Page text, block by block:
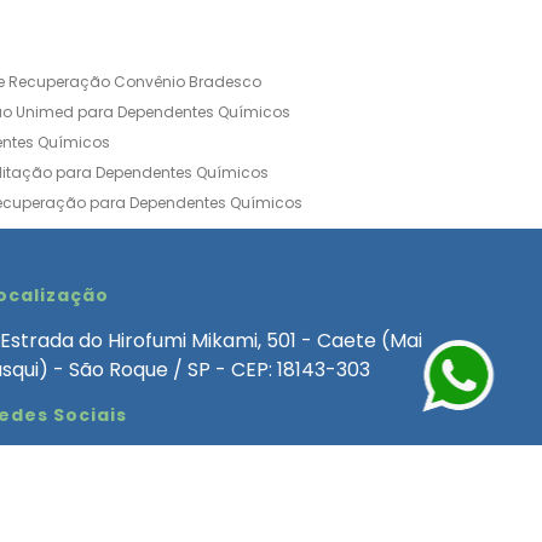
Recuperação Convênio Bradesco
Unimed para Dependentes Químicos
Químicos
para Dependentes Químicos
para Dependentes Químicos
Convênio Médico SulAmérica
de Recuperação Alcoolismo
Clínica de Recuperação para Alcoólatra
Químicos
Clinica Dependencia Quimica
para Dependentes Quimicos
Químicos Particular
Estrada do Hirofumi Mikami, 501 - Caete (Mai
- São Roque / SP - CEP: 18143-303
Sociais